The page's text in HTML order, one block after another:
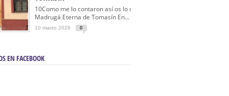
10Como me lo contaron así os lo cuento… La
Madrugá Eterna de Tomasín En...
10 marzo 2026 0
EN FACEBOOK